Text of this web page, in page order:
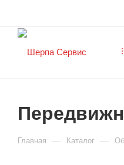
Главная — Каталог —